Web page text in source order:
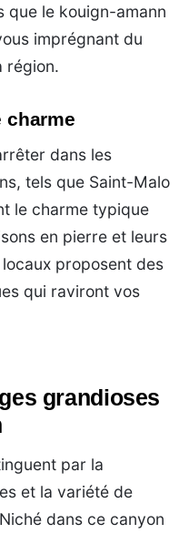
que le kouign-amann
imprégnant du
région.
charme
dans les
tels que Saint-Malo
le charme typique
en pierre et leurs
proposent des
qui raviront vos
grandioses
par la
et la variété de
dans ce canyon